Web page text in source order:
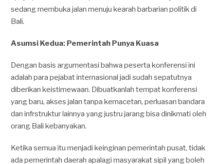
sedang membuka jalan menuju kearah barbarian politik di
Bali.
Asumsi Kedua: Pemerintah Punya Kuasa
Dengan basis argumentasi bahwa peserta konferensi ini
adalah para pejabat internasional jadi sudah sepatutnya
diberikan keistimewaan. Dibuatkanlah tempat konferensi
yang baru, akses jalan tanpa kemacetan, perluasan bandara
dan infrstruktur lainnya yang justru jarang bisa dinikmati oleh
orang Bali kebanyakan.
Ketika semua itu menjadi keinginan pemerintah pusat, tidak
ada pemerintah daerah apalagi masyarakat sipil yang boleh